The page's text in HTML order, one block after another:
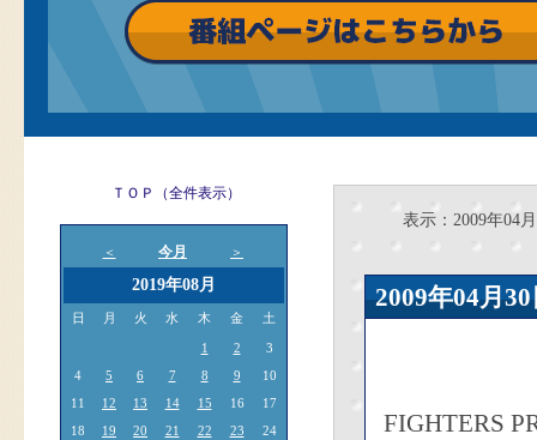
ＴＯＰ（全件表示）
＜ 今月 ＞
2019年08月
日 月 火 水 木 金 土
1 2
3
4
5 6 7 8 9
10
11
12 13 14 15 16
17
18
19 20 21 22 23
24
表示：2009年04月
2009年04
FIGHTERS